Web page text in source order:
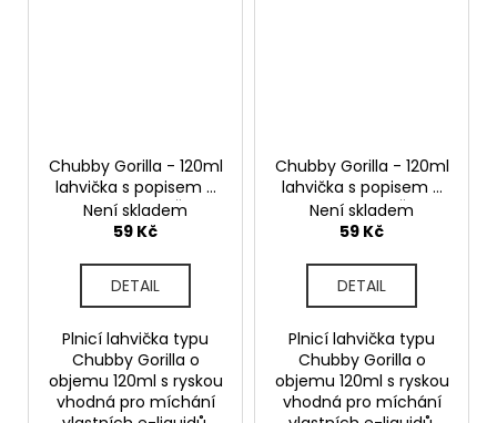
Chubby Gorilla - 120ml
lahvička s popisem a
ryskou No.2 - Čirá
Není skladem
59 Kč
DETAIL
Plnicí lahvička typu
Chubby Gorilla o
objemu 120ml s ryskou
vhodná pro míchání
Chubby Gorilla - 120ml
lahvička s popisem a
ryskou No.1 - Čirá
Není skladem
59 Kč
DETAIL
Plnicí lahvička typu
Chubby Gorilla o
objemu 120ml s ryskou
vhodná pro míchání